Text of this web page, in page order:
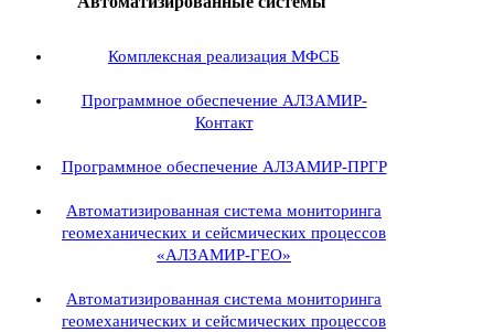
Комплексная реализация МФСБ
Программное обеспечение АЛЗАМИР-
Контакт
Программное обеспечение АЛЗАМИР-ПРГР
Автоматизированная система мониторинга
геомеханических и сейсмических процессов
«АЛЗАМИР-ГЕО»
Автоматизированная система мониторинга
геомеханических и сейсмических процессов